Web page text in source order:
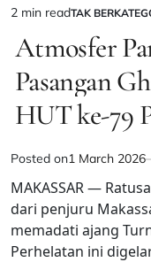
Estimated
read
time
2 min readPOSTED
TAK
Atmosfer
Pasangan
HUT ke-79
Posted on1 March 2026
MAKASSAR —
dari penjuru
memadati ajang
Perhelatan ini